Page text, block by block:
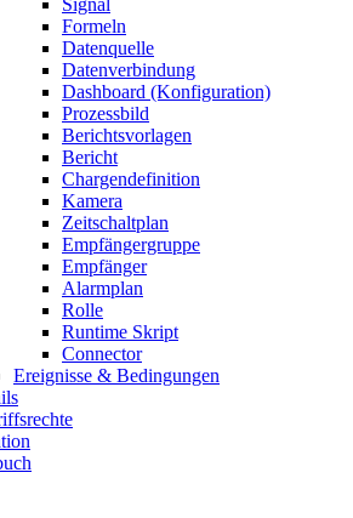
Signal
Formeln
Datenquelle
Datenverbindung
Dashboard (Konfiguration)
Prozessbild
Berichtsvorlagen
Bericht
Chargendefinition
Kamera
Zeitschaltplan
Empfängergruppe
Empfänger
Alarmplan
Rolle
Runtime Skript
Connector
Ereignisse & Bedingungen